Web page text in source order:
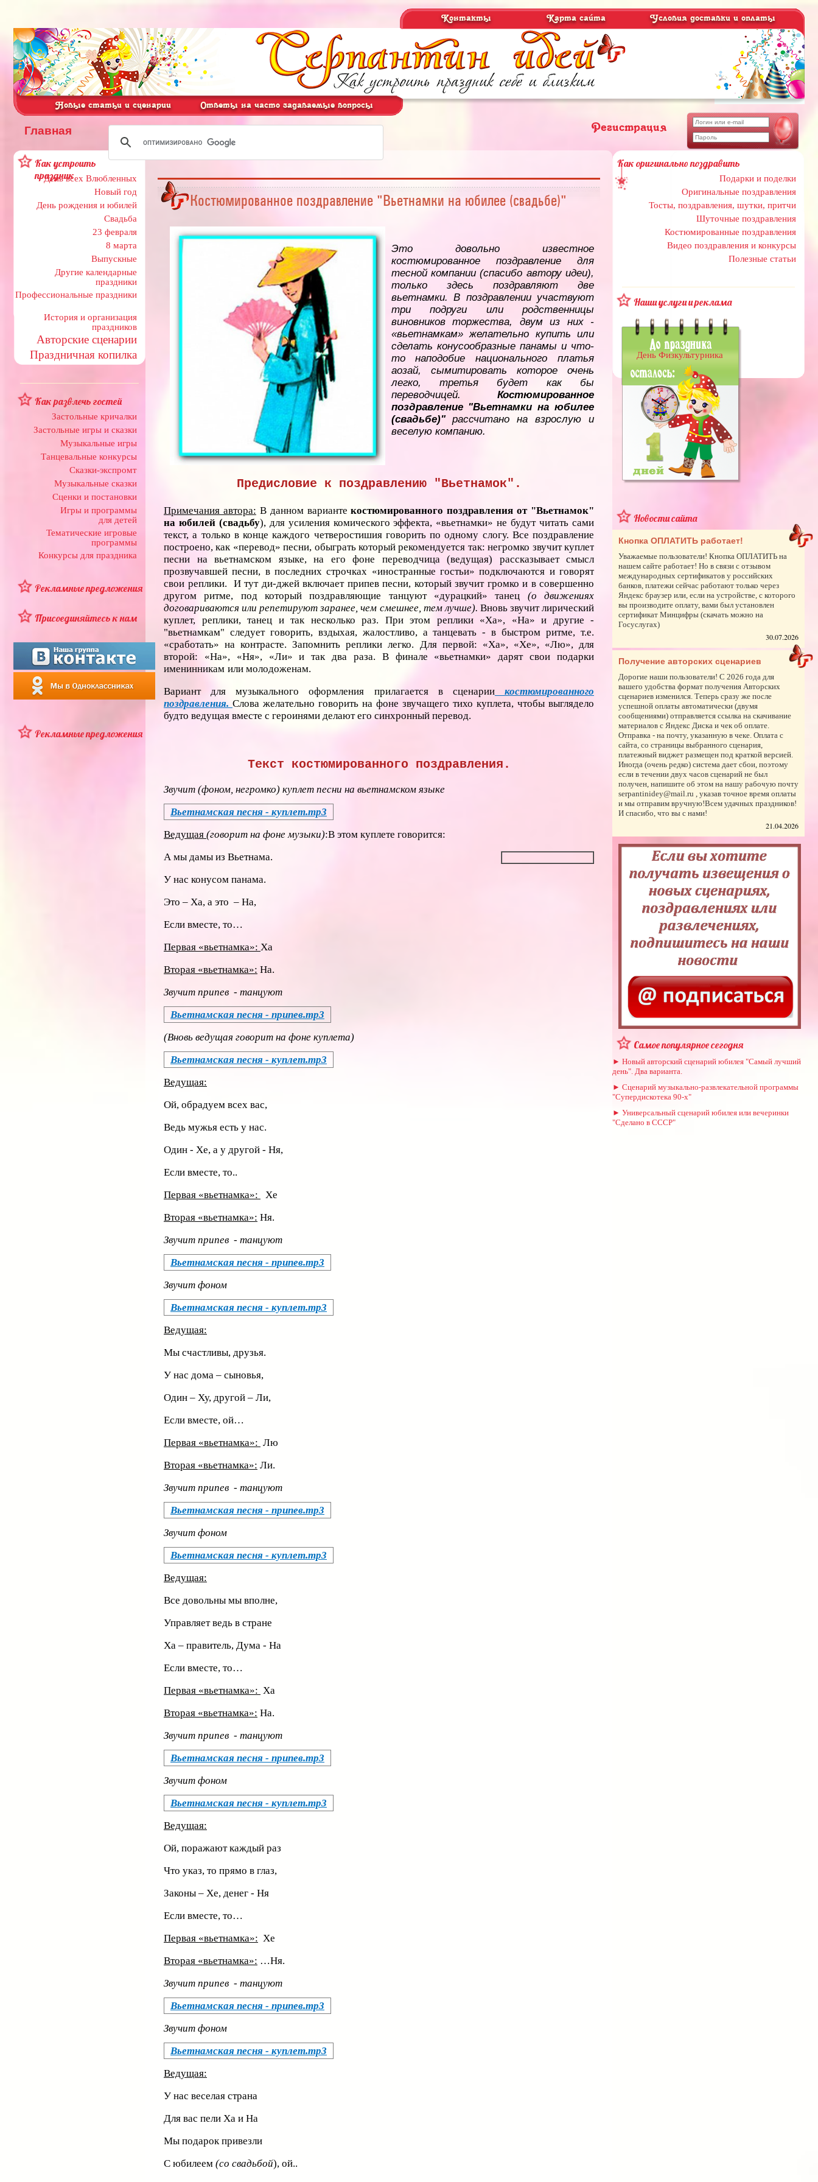
Контакты Карта сайта Условия доставки и оплаты
Регистрация
Новые статьи и сценарии Ответы на часто задаваемые вопросы
Главная
Как оригинально поздравить
Подарки и поделки
Оригинальные поздравления
Тосты, поздравления, шутки, притчи
Шуточные поздравления
Костюмированные поздравления
Видео поздравления и конкурсы
Полезные статьи
Наши услуги и реклама
День Физкультурника
Новости сайта
Кнопка ОПЛАТИТЬ работает!
Уважаемые пользователи! Кнопка ОПЛАТИТЬ на
нашем сайте работает! Но в связи с отзывом
международных сертификатов у российских
банков, платежи сейчас работают только через
Яндекс браузер или, если на устройстве, с которого
вы производите оплату, вами был установлен
сертификат Минцифры (скачать можно на
Госуслугах)
30.07.2026
Получение авторских сценариев
Дорогие наши пользователи! С 2026 года для
вашего удобства формат получения Авторских
сценариев изменился. Теперь сразу же после
успешной оплаты автоматически (двумя
сообщениями) отправляется ссылка на скачивание
материалов с Яндекс Диска и чек об оплате.
Отправка - на почту, указанную в чеке. Оплата с
сайта, со страницы выбранного сценария,
платежный виджет размещен под краткой версией.
Иногда (очень редко) система дает сбои, поэтому
если в течении двух часов сценарий не был
получен, напишите об этом на нашу рабочую почту
serpantinidey@mail.ru , указав точное время оплаты
и мы отправим вручную!Всем удачных праздников!
И спасибо, что вы с нами!
21.04.2026
Самое популярное сегодня
► Новый авторский сценарий юбилея "Самый лучший
день". Два варианта.
► Сценарий музыкально-развлекательной программы
"Супердискотека 90-х"
► Универсальный сценарий юбилея или вечеринки
"Сделано в СССР"
Как устроить
праздник
День всех Влюбленных
Новый год
День рождения и юбилей
Свадьба
23 февраля
8 марта
Выпускные
Другие календарные
праздники
Профессиональные праздники
История и организация
праздников
Авторские сценарии
Праздничная копилка
Как развлечь гостей
Застольные кричалки
Застольные игры и сказки
Музыкальные игры
Танцевальные конкурсы
Сказки-экспромт
Музыкальные сказки
Сценки и постановки
Игры и программы
для детей
Тематические игровые
программы
Конкурсы для праздника
Рекламные предложения
Присоединяйтесь к нам
Рекламные предложения
Костюмированное поздравление "Вьетнамки на юбилее (свадьбе)"
Это довольно известное
костюмированное поздравление для
тесной компании (спасибо автору идеи),
только здесь поздравляют две
вьетнамки. В поздравлении участвуют
три подруги или родственницы
виновников торжества, двум из них -
«вьетнамкам» желательно купить или
сделать конусообразные панамы и что-
то наподобие национального платья
аозай, сымитировать которое очень
легко, третья будет как бы
переводчицей.
Костюмированное
поздравление "Вьетнамки на юбилее
(свадьбе)"рассчитано на взрослую и
веселую компанию.
Предисловие к поздравлению "Вьетнамок".
Примечания автора: В данном вариантекостюмированного поздравления от "Вьетнамок"
на юбилей (свадьбу), для усиления комического эффекта, «вьетнамки» не будут читать сами
текст, а только в конце каждого четверостишия говорить по одному слогу. Все поздравление
построено, как «перевод» песни, обыграть который рекомендуется так: негромко звучит куплет
песни на вьетнамском языке, на его фоне переводчица (ведущая) рассказывает смысл
прозвучавшей песни, в последних строчках «иностранные гостьи» подключаются и говорят
свои реплики. И тут ди-джей включает припев песни, который звучит громко и в совершенно
другом ритме, под который поздравляющие танцуют «дурацкий» танец (о движениях
договариваются или репетируют заранее, чем смешнее, тем лучше). Вновь звучит лирический
куплет, реплики, танец и так несколько раз. При этом реплики «Ха», «На» и другие -
"вьетнамкам" следует говорить, вздыхая, жалостливо, а танцевать - в быстром ритме, т.е.
«сработать» на контрасте. Запомнить реплики легко. Для первой: «Ха», «Хе», «Лю», для
второй: «На», «Ня», «Ли» и так два раза. В финале «вьетнамки» дарят свои подарки
именинникам или молодоженам.
Вариант для музыкального оформления прилагается в сценариикостюмированного
поздравления. Слова желательно говорить на фоне звучащего тихо куплета, чтобы выглядело
будто ведущая вместе с героинями делают его синхронный перевод.
Текст костюмированного поздравления.
Звучит (фоном, негромко) куплет песни на вьетнамском языке
Вьетнамская песня - куплет.mp3
Ведущая (говорит на фоне музыки):В этом куплете говорится:
А мы дамы из Вьетнама.
У нас конусом панама.
Это – Ха, а это – На,
Если вместе, то…
Первая «вьетнамка»: Ха
Вторая «вьетнамка»: На.
Звучит припев - танцуют
Вьетнамская песня - припев.mp3
(Вновь ведущая говорит на фоне куплета)
Вьетнамская песня - куплет.mp3
Ведущая:
Ой, обрадуем всех вас,
Ведь мужья есть у нас.
Один - Хе, а у другой - Ня,
Если вместе, то..
Первая «вьетнамка»:
Хе
Вторая «вьетнамка»: Ня.
Звучит припев - танцуют
Вьетнамская песня - припев.mp3
Звучит фоном
Вьетнамская песня - куплет.mp3
Ведущая:
Мы счастливы, друзья.
У нас дома – сыновья,
Один – Ху, другой – Ли,
Если вместе, ой…
Первая «вьетнамка»: Лю
Вторая «вьетнамка»: Ли.
Звучит припев - танцуют
Вьетнамская песня - припев.mp3
Звучит фоном
Вьетнамская песня - куплет.mp3
Ведущая:
Все довольны мы вполне,
Управляет ведь в стране
Ха – правитель, Дума - На
Если вместе, то…
Первая «вьетнамка»: Ха
Вторая «вьетнамка»: На.
Звучит припев - танцуют
Вьетнамская песня - припев.mp3
Звучит фоном
Вьетнамская песня - куплет.mp3
Ведущая:
Ой, поражают каждый раз
Что указ, то прямо в глаз,
Законы – Хе, денег - Ня
Если вместе, то…
Первая «вьетнамка»: Хе
Вторая «вьетнамка»: …Ня.
Звучит припев - танцуют
Вьетнамская песня - припев.mp3
Звучит фоном
Вьетнамская песня - куплет.mp3
Ведущая:
У нас веселая страна
Для вас пели Ха и На
Мы подарок привезли
С юбилеем (со свадьбой), ой..